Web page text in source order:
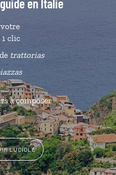
en Italie
clic
trattorias
à composer
LUCIOLE